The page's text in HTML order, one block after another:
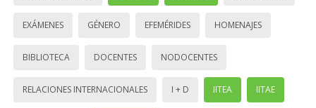
EXÁMENES GÉNERO EFEMÉRIDES HOMENAJES
BIBLIOTECA DOCENTES NODOCENTES
RELACIONES INTERNACIONALES I + D IITEA IITAE